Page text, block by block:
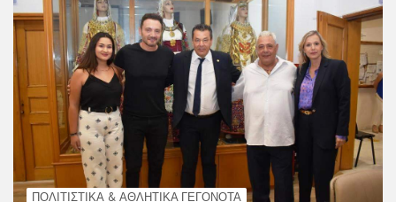
ΠΟΛΙΤΙΣΤΙΚΆ & ΑΘΛΗΤΙΚΆ ΓΕΓΟΝΌΤΑ